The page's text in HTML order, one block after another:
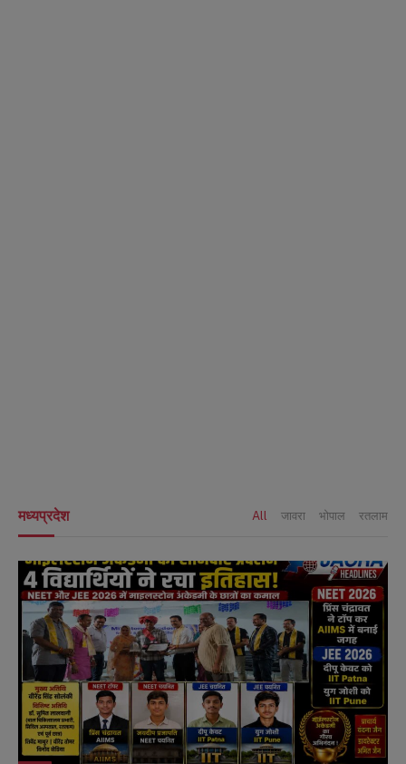
क्राइम न्यूज़
रतलाम जंक्शन पर DRI की बड़ी
एम्फेटामाइन के साथ नाइजीरियन
महिला तस्कर गिरफ्तार
मध्यप्रदेश में मच सकती है कानूनी
हलचल
मध्यप्रदेश All जावरा भोपाल रतलाम